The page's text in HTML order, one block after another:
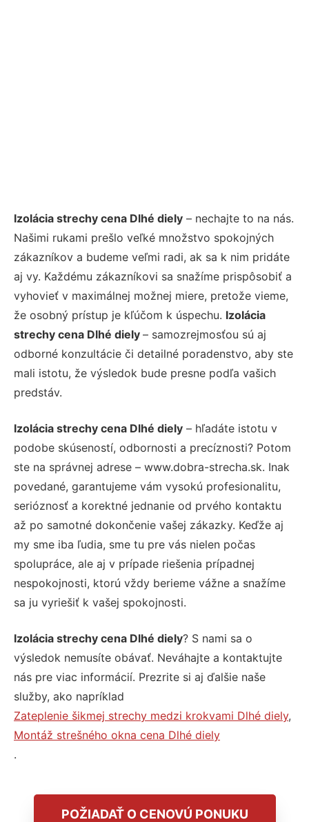
Izolácia strechy cena Dlhé diely – nechajte to na nás.
Našimi rukami prešlo veľké množstvo spokojných
zákazníkov a budeme veľmi radi, ak sa k nim pridáte
aj vy. Každému zákazníkovi sa snažíme prispôsobiť a
vyhovieť v maximálnej možnej miere, pretože vieme,
že osobný prístup je kľúčom k úspechu. Izolácia
strechy cena Dlhé diely – samozrejmosťou sú aj
odborné konzultácie či detailné poradenstvo, aby ste
mali istotu, že výsledok bude presne podľa vašich
predstáv.
Izolácia strechy cena Dlhé diely – hľadáte istotu v
podobe skúseností, odbornosti a precíznosti? Potom
ste na správnej adrese – www.dobra-strecha.sk. Inak
povedané, garantujeme vám vysokú profesionalitu,
serióznosť a korektné jednanie od prvého kontaktu
až po samotné dokončenie vašej zákazky. Keďže aj
my sme iba ľudia, sme tu pre vás nielen počas
spolupráce, ale aj v prípade riešenia prípadnej
nespokojnosti, ktorú vždy berieme vážne a snažíme
sa ju vyriešiť k vašej spokojnosti.
Izolácia strechy cena Dlhé diely? S nami sa o
výsledok nemusíte obávať. Neváhajte a kontaktujte
nás pre viac informácií. Prezrite si aj ďalšie naše
služby, ako napríklad
Zateplenie šikmej strechy medzi krokvami Dlhé diely,
Montáž strešného okna cena Dlhé diely
.
POŽIADAŤ O CENOVÚ PONUKU